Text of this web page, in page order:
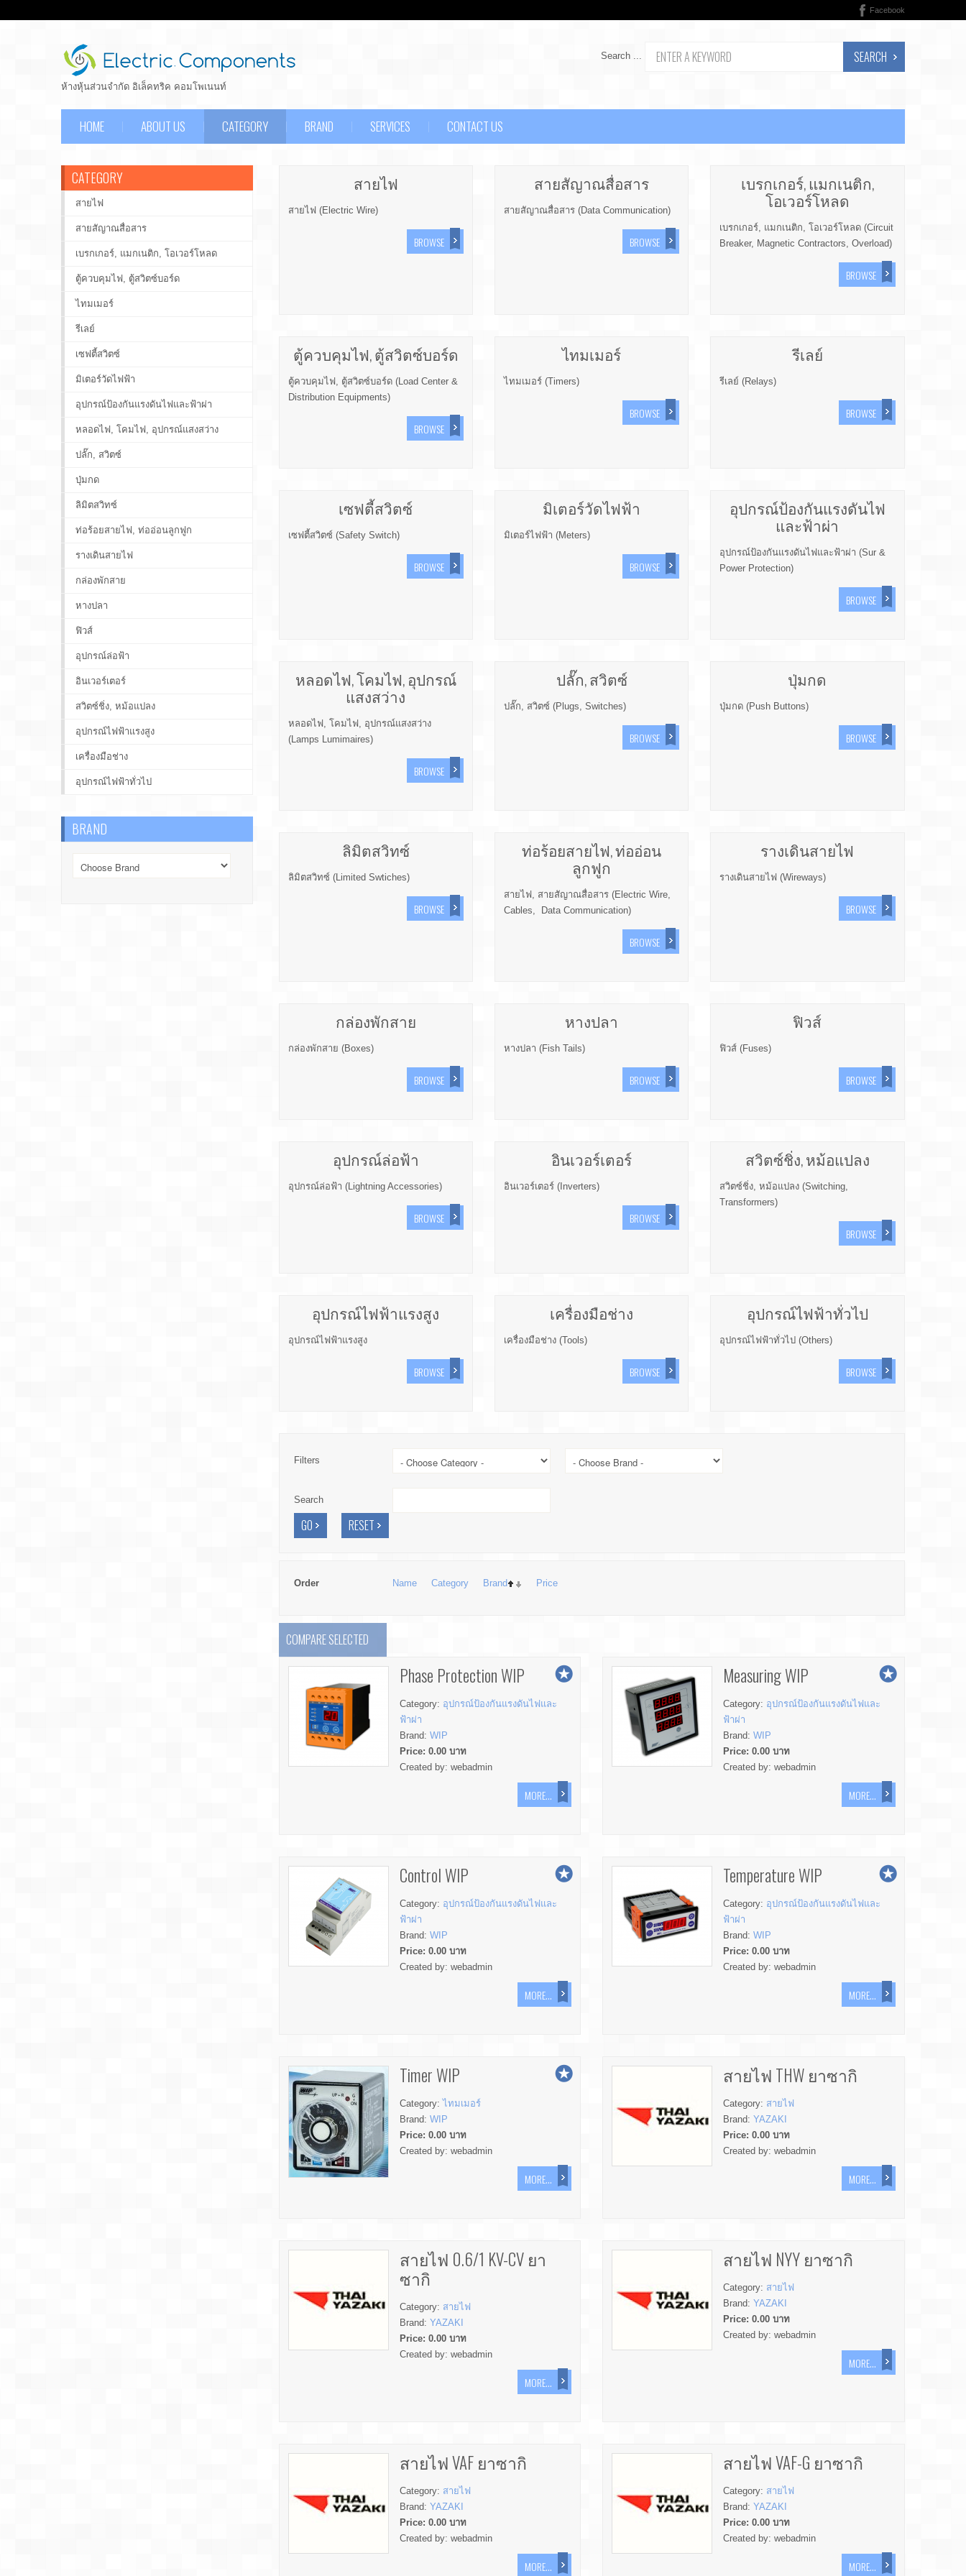
Facebook
ห้างหุ้นส่วนจำกัด อิเล็คทริค คอมโพเนนท์
Search ... SEARCH
HOME ABOUT US CATEGORY BRAND SERVICES CONTACT US
สายไฟ
สายไฟ (Electric Wire)
BROWSE
สายสัญาณสื่อสาร
สายสัญาณสื่อสาร (Data Communication)
BROWSE
เบรกเกอร์, แมกเนติก,
โอเวอร์โหลด
เบรกเกอร์, แมกเนติก, โอเวอร์โหลด (Circuit
Breaker, Magnetic Contractors, Overload)
BROWSE
ตู้ควบคุมไฟ, ตู้สวิตซ์บอร์ด
ตู้ควบคุมไฟ, ตู้สวิตซ์บอร์ด (Load Center &
Distribution Equipments)
BROWSE
ไทมเมอร์
ไทมเมอร์ (Timers)
BROWSE
รีเลย์
รีเลย์ (Relays)
BROWSE
เซฟตี้สวิตซ์
เซฟตี้สวิตซ์ (Safety Switch)
BROWSE
มิเตอร์วัดไฟฟ้า
มิเตอร์ไฟฟ้า (Meters)
BROWSE
อุปกรณ์ป้องกันแรงดันไฟ
และฟ้าผ่า
อุปกรณ์ป้องกันแรงดันไฟและฟ้าผ่า (Sur &
Power Protection)
BROWSE
หลอดไฟ, โคมไฟ, อุปกรณ์
แสงสว่าง
หลอดไฟ, โคมไฟ, อุปกรณ์แสงสว่าง
(Lamps Lumimaires)
BROWSE
ปลั๊ก, สวิตซ์
ปลั๊ก, สวิตซ์ (Plugs, Switches)
BROWSE
ปุ่มกด
ปุ่มกด (Push Buttons)
BROWSE
ลิมิตสวิทซ์
ลิมิตสวิทซ์ (Limited Swtiches)
BROWSE
ท่อร้อยสายไฟ, ท่ออ่อน
ลูกฟูก
สายไฟ, สายสัญาณสื่อสาร (Electric Wire,
Cables, Data Communication)
BROWSE
รางเดินสายไฟ
รางเดินสายไฟ (Wireways)
BROWSE
กล่องพักสาย
กล่องพักสาย (Boxes)
BROWSE
หางปลา
หางปลา (Fish Tails)
BROWSE
ฟิวส์
ฟิวส์ (Fuses)
BROWSE
อุปกรณ์ล่อฟ้า
อุปกรณ์ล่อฟ้า (Lightning Accessories)
BROWSE
อินเวอร์เตอร์
อินเวอร์เตอร์ (Inverters)
BROWSE
สวิตซ์ชิ่ง, หม้อแปลง
สวิตซ์ชิ่ง, หม้อแปลง (Switching,
Transformers)
BROWSE
อุปกรณ์ไฟฟ้าแรงสูง
อุปกรณ์ไฟฟ้าแรงสูง
BROWSE
เครื่องมือช่าง
เครื่องมือช่าง (Tools)
BROWSE
อุปกรณ์ไฟฟ้าทั่วไป
อุปกรณ์ไฟฟ้าทั่วไป (Others)
BROWSE
Filters
Search
Order Name Category Brand Price
COMPARE SELECTED
Phase Protection WIP
Category: อุปกรณ์ป้องกันแรงดันไฟและ
ฟ้าผ่า
Brand: WIP
Price: 0.00 บาท
Created by: webadmin
MORE...
Measuring WIP
Category: อุปกรณ์ป้องกันแรงดันไฟและ
ฟ้าผ่า
Brand:WIP
Price:0.00 บาท
Created by:webadmin
MORE...
Control WIP
Category: อุปกรณ์ป้องกันแรงดันไฟและ
ฟ้าผ่า
Brand: WIP
Price: 0.00 บาท
Created by: webadmin
MORE...
Temperature WIP
Category: อุปกรณ์ป้องกันแรงดันไฟและ
ฟ้าผ่า
Brand:WIP
Price:0.00 บาท
Created by:webadmin
MORE...
Timer WIP
Category:ไทมเมอร์
Brand: WIP
Price: 0.00 บาท
Created by: webadmin
MORE...
สายไฟ THW ยาซากิ
Category: สายไฟ
Brand:YAZAKI
Price:0.00 บาท
Created by:webadmin
MORE...
สายไฟ 0.6/1 KV-CV ยา
ซากิ
Category: สายไฟ
Brand: YAZAKI
Price: 0.00 บาท
Created by: webadmin
MORE...
สายไฟ NYY ยาซากิ
Category: สายไฟ
Brand:YAZAKI
Price:0.00 บาท
Created by:webadmin
MORE...
สายไฟ VAF ยาซากิ
Category: สายไฟ
Brand: YAZAKI
Price: 0.00 บาท
Created by: webadmin
MORE...
สายไฟ VAF-G ยาซากิ
Category: สายไฟ
Brand:YAZAKI
Price:0.00 บาท
Created by:webadmin
MORE...
CATEGORY
สายไฟ
สายสัญาณสื่อสาร
เบรกเกอร์, แมกเนติก, โอเวอร์โหลด
ตู้ควบคุมไฟ, ตู้สวิตซ์บอร์ด
ไทมเมอร์
รีเลย์
เซฟตี้สวิตซ์
มิเตอร์วัดไฟฟ้า
อุปกรณ์ป้องกันแรงดันไฟและฟ้าผ่า
หลอดไฟ, โคมไฟ, อุปกรณ์แสงสว่าง
ปลั๊ก, สวิตซ์
ปุ่มกด
ลิมิตสวิทซ์
ท่อร้อยสายไฟ, ท่ออ่อนลูกฟูก
รางเดินสายไฟ
กล่องพักสาย
หางปลา
ฟิวส์
อุปกรณ์ล่อฟ้า
อินเวอร์เตอร์
สวิตซ์ชิ่ง, หม้อแปลง
อุปกรณ์ไฟฟ้าแรงสูง
เครื่องมือช่าง
อุปกรณ์ไฟฟ้าทั่วไป
BRAND